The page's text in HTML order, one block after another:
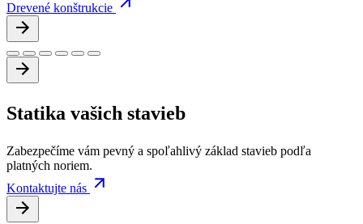
Drevené konštrukcie
Statika vašich stavieb
Zabezpečíme vám pevný a spoľahlivý základ stavieb podľa
platných noriem.
Kontaktujte nás